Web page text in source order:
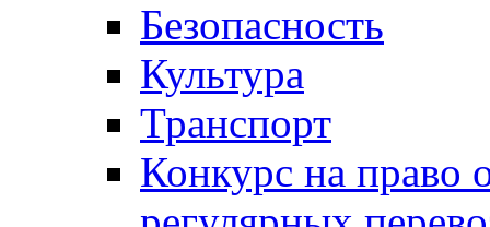
Безопасность
Культура
Транспорт
Конкурс на право